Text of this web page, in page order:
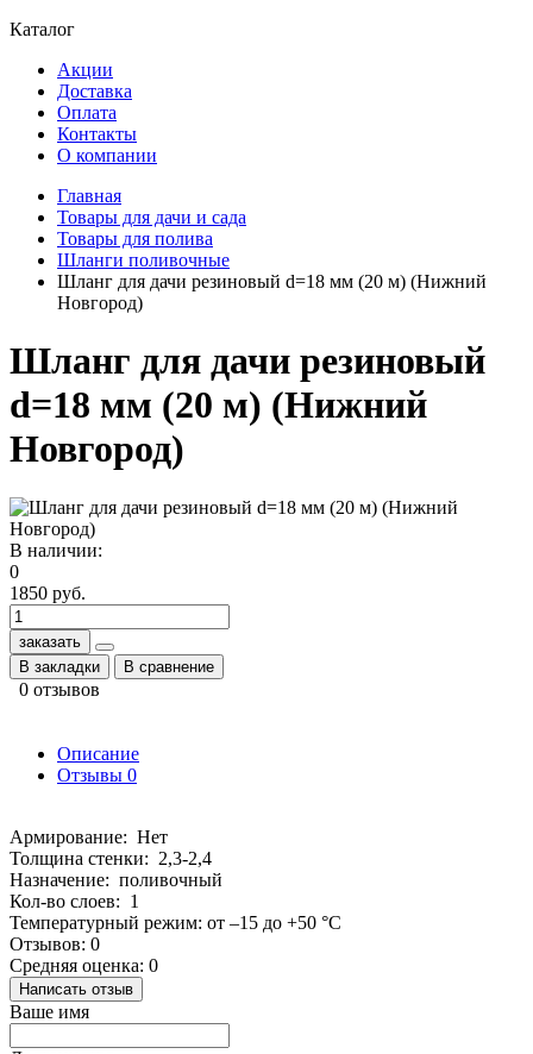
Каталог
Акции
Доставка
Оплата
Контакты
О компании
Главная
Товары для дачи и сада
Товары для полива
Шланги поливочные
Шланг для дачи резиновый d=18 мм (20 м) (Нижний
Новгород)
Шланг для дачи резиновый
d=18 мм (20 м) (Нижний
Новгород)
В наличии:
0
1850 руб.
заказать
В закладки
В сравнение
0 отзывов
Описание
Отзывы 0
Армирование: Нет
Толщина стенки: 2,3-2,4
Назначение: поливочный
Кол-во слоев: 1
Температурный режим: от –15 до +50 °C
Отзывов: 0
Средняя оценка: 0
Написать отзыв
Ваше имя